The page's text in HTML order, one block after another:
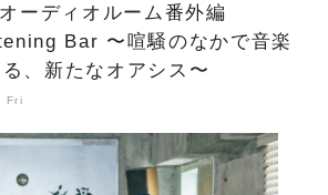
オーディオルーム番外編
Bar 〜喧騒のなかで音楽
、新たなオアシス〜
Fri